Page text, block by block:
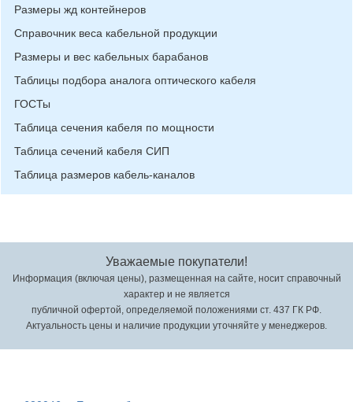
Размеры жд контейнеров
Справочник веса кабельной продукции
Размеры и вес кабельных барабанов
Таблицы подбора аналога оптического кабеля
ГОСТы
Таблица сечения кабеля по мощности
Таблица сечений кабеля СИП
Таблица размеров кабель-каналов
Уважаемые покупатели!
Информация (включая цены), размещенная на сайте, носит справочный
характер и не является
публичной офертой, определяемой положениями ст. 437 ГК РФ.
Актуальность цены и наличие продукции уточняйте у менеджеров.